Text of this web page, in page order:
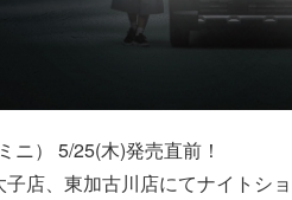
ニ） 5/25(木)発売直前！
店、東加古川店にてナイトシ